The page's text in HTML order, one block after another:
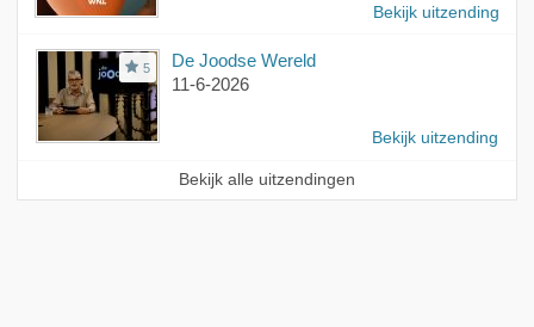
Bekijk uitzending
5
De Joodse Wereld
11-6-2026
Bekijk uitzending
Bekijk alle uitzendingen